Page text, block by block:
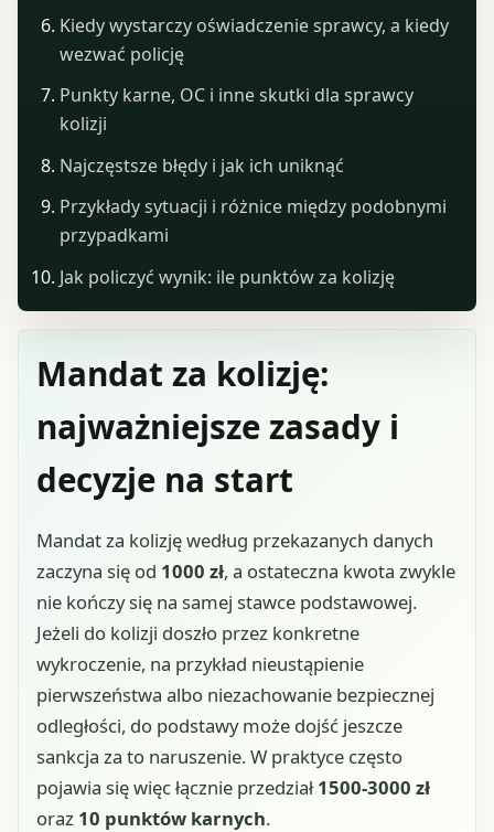
Mandat za kolizję:
najważniejsze zasady i
decyzje na start
Mandat za kolizję według przekazanych danych
zaczyna się od 1000 zł, a ostateczna kwota zwykle
nie kończy się na samej stawce podstawowej.
Jeżeli do kolizji doszło przez konkretne
wykroczenie, na przykład nieustąpienie
pierwszeństwa albo niezachowanie bezpiecznej
odległości, do podstawy może dojść jeszcze
sankcja za to naruszenie. W praktyce często
pojawia się więc łącznie przedział1500-3000 zł
oraz 10 punktów karnych.
Kiedy wystarczy oświadczenie sprawcy, a kiedy
wezwać policję
Punkty karne, OC i inne skutki dla sprawcy
kolizji
Najczęstsze błędy i jak ich uniknąć
Przykłady sytuacji i różnice między podobnymi
przypadkami
Jak policzyć wynik: ile punktów za kolizję